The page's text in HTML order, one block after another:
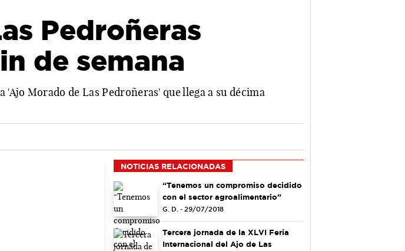
Pedroñeras
de semana
Morado de Las Pedroñeras' que llega a su décima
NOTICIAS RELACIONADAS
“Tenemos un compromiso decidido
con el sector agroalimentario”
G. D. - 29/07/2018
Tercera jornada de la XLVI Feria
Internacional del Ajo de Las